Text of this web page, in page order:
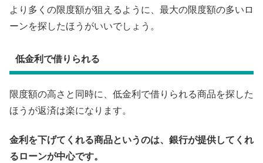
より多くの限度額が狙えるように、最大の限度額の多いロ
ーンを探したほうがいいでしょう。
低金利で借りられる
限度額の高さと同時に、低金利で借りられる商品を探した
ほうが返済は楽になります。
金利を下げてくれる商品というのは、銀行が提供してくれ
るローンが中心です。